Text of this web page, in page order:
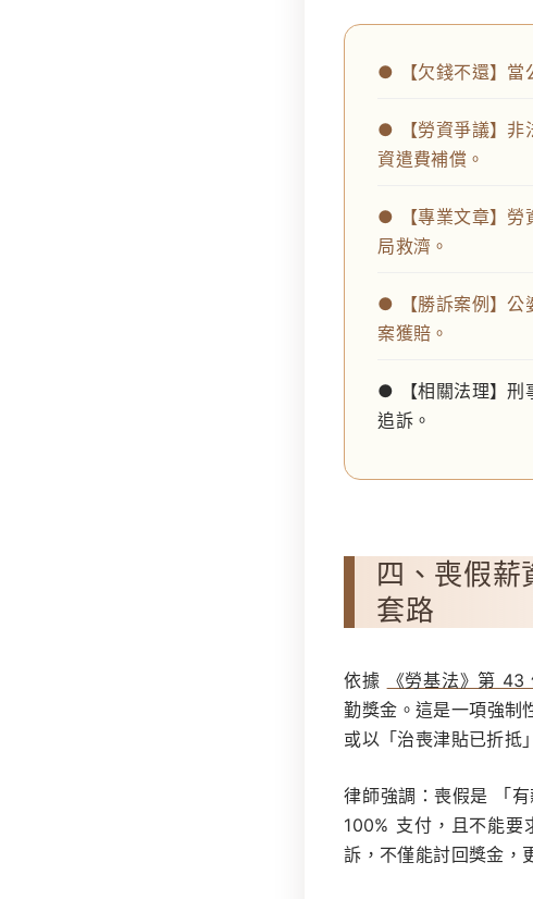
● 【欠錢不還】當
● 【勞資爭議】非
資遣費補償。
● 【專業文章】勞
局救濟。
● 【勝訴案例】公
案獲賠。
● 【相關法理】刑
追訴。
四、喪假薪
套路
依據 《勞基法》第 43
勤獎金。這是一項強制
或以「治喪津貼已折抵
律師強調：喪假是 「
100% 支付，且不能要
訴，不僅能討回獎金，